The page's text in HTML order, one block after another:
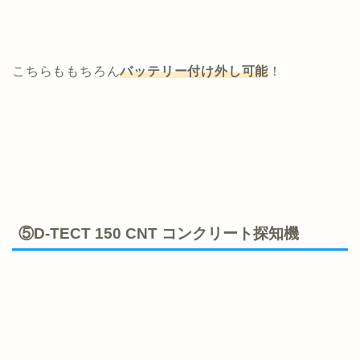
こちらももちろんバッテリー付け外し可能 ！
⑤D-TECT 150 CNT コンクリート探知機